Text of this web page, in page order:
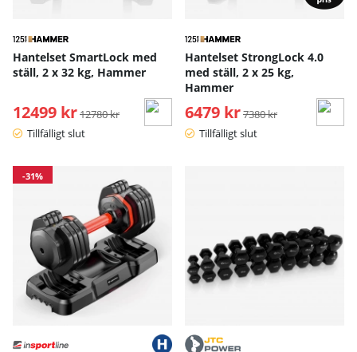
Hantelset SmartLock med
ställ, 2 x 32 kg, Hammer
12499 kr Ordinarie pris:
12780 kr
Tillfälligt slut
Hantelset StrongLock 4.0
med ställ, 2 x 25 kg,
Hammer
6479 krOrdinarie pris:
7380 kr
Tillfälligt slut
-31%